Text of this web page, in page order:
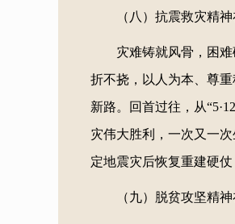
（八）抗震救灾精
灾难铸就风骨，困
折不挠，以人为本、尊
新路。回首过往，从
灾伟大胜利，一次又一
定地震灾后恢复重建硬
（九）脱贫攻坚精